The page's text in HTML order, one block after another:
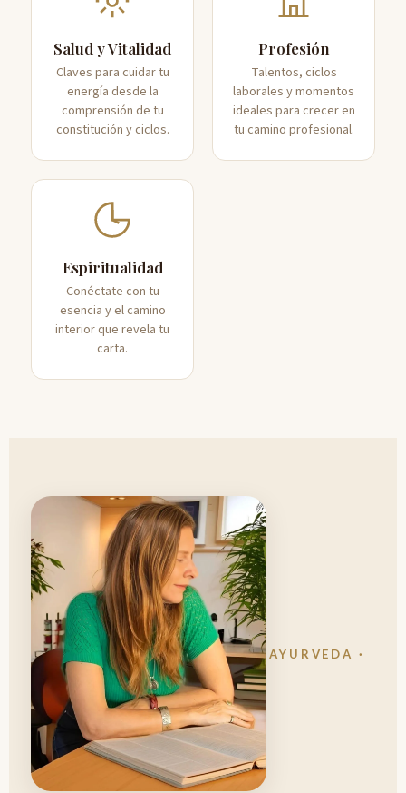
Salud y Vitalidad
Claves para cuidar tu
energía desde la
comprensión de tu
constitución y ciclos.
Profesión
Talentos, ciclos
laborales y momentos
ideales para crecer en
tu camino profesional.
Espiritualidad
Conéctate con tu
esencia y el camino
interior que revela tu
carta.
AYURVEDA ·